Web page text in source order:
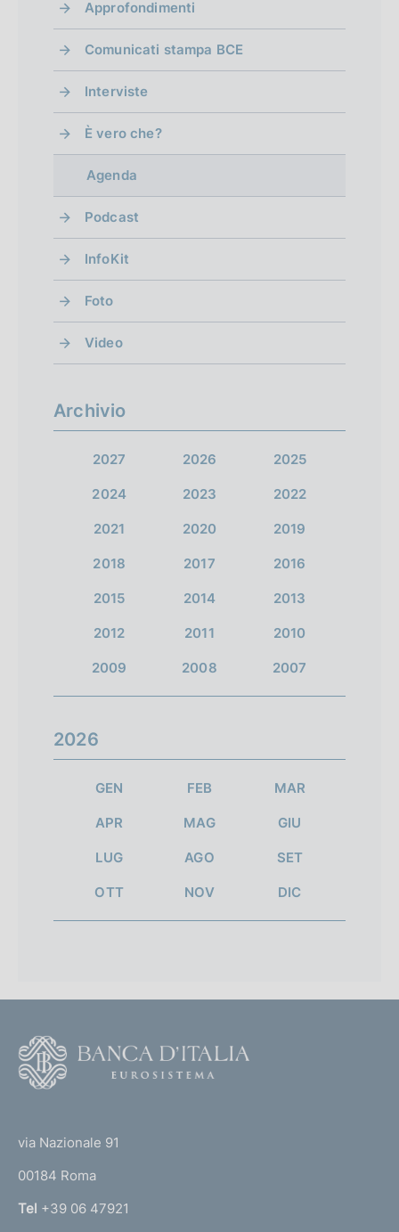
Approfondimenti
Comunicati stampa BCE
Interviste
È vero che?
Agenda
Podcast
InfoKit
Foto
Video
Archivio
2027 2026 2025
2024 2023 2022
2021 2020 2019
2018 2017 2016
2015 2014 2013
2012 2011 2010
2009 2008 2007
2026
GEN FEB MAR
APR MAG GIU
LUG AGO SET
OTT NOV DIC
r
n
via Nazionale 91
00184 Roma
Tel +39 06 47921